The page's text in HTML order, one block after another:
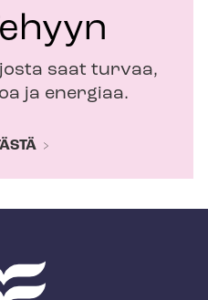
saat turvaa,
ja energiaa.